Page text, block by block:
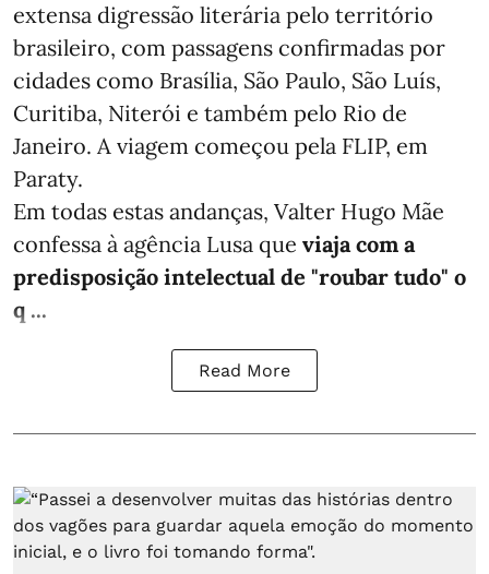
extensa digressão literária pelo território
brasileiro, com passagens confirmadas por
cidades como Brasília, São Paulo, São Luís,
Curitiba, Niterói e também pelo Rio de
Janeiro. A viagem começou pela FLIP, em
Paraty.
Em todas estas andanças, Valter Hugo Mãe
confessa à agência Lusa que viaja com a
predisposição intelectual de "roubar tudo" o
q ...
Read More